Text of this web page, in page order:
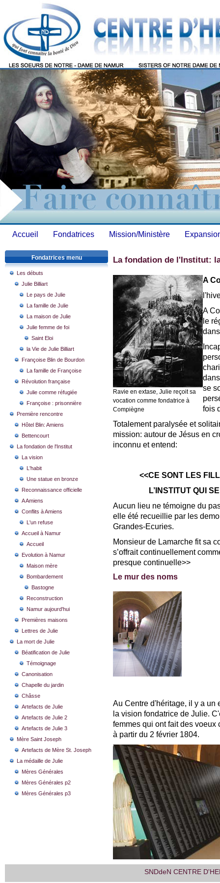
Accueil Fondatrices Mission/Ministère
Fondatrices menu
Les débuts
Julie Billiart
Le pays de Julie
La famille de Julie
La maison de Julie
Julie femme de foi
Saint Eloi
la Vie de Julie Billiart
Françoise Blin de Bourdon
La famille de Françoise
Révolution française
Julie comme réfugiée
Françoise : prisonnière
Première rencontre
Hôtel Blin: Amiens
Bettencourt
La fondation de l'Institut
La vision
L'habit
Une statue en bronze
Reconnaissance officielle
A Amiens
Conflits à Amiens
L'un refuse
Accueil à Namur
Accueil
Evolution à Namur
Maison mère
Bombardement
Bastogne
Reconstruction
Namur aujourd'hui
Premières maisons
Lettres de Julie
La mort de Julie
Béatification de Julie
Témoignage
Canonisation
Chapelle du jardin
Châsse
Artefacts de Julie
Artefacts de Julie 2
Artefacts de Julie 3
Mère Saint Joseph
Artefacts de Mère St. Joseph
La médaille de Julie
Mères Générales
Mères Générales p2
Mères Générales p3
La fondation de l'Institut:
Ravie en extase, Julie reçoit sa
vocation comme fondatrice à
Compiègne
A
A
le
se
fois
Totalement paralysée et
mission: autour de Jésus en
inconnu et entend:
<<CE SONT LES
L’INSTITUT QUI
Aucun lieu ne témoigne du
elle été recueillie par les
Grandes-Ecuries.
Monsieur de Lamarche fit sa
s’offrait continuellement
presque continuelle>>
Le mur des noms
Au Centre d'héritage, il y a un
la vision fondatrice de Julie.
femmes qui ont fait des voeux
à partir du 2 février 1804.
SNDdeN CENTRE